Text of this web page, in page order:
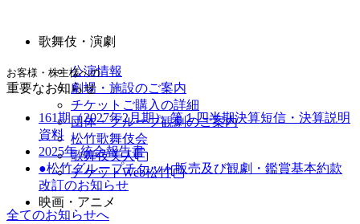
歌舞伎・演劇
公演情報
劇場・施設のご案内
チケットご購入の詳細
団体・グループ観劇のご案内
松竹歌舞伎会
歌舞伎美人
チケットWeb松竹
映画・アニメ
お客様・株主様への
重要なお知らせ
161期（2027年2月期） 第１四半期決算短信・決算説明
資料
2025年 統合報告書
●松竹グループチケット販売及び観劇・鑑賞基本約款
改訂のお知らせ
全てのお知らせへ